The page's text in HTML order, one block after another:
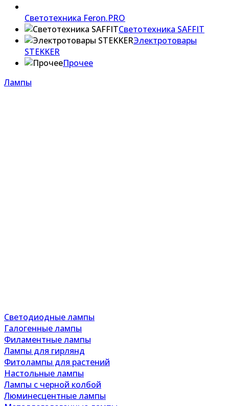
Светотехника Feron.PRO
Светотехника SAFFIT
Электротовары
STEKKER
Прочее
Лампы
Светодиодные лампы
Галогенные лампы
Филаментные лампы
Лампы для гирлянд
Фитолампы для растений
Настольные лампы
Лампы с черной колбой
Люминесцентные лампы